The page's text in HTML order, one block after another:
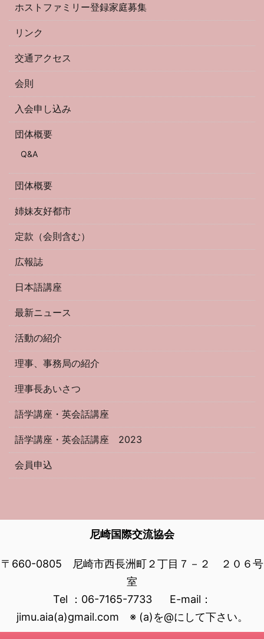
ホストファミリー登録家庭募集
リンク
交通アクセス
会則
入会申し込み
団体概要
Q&A
団体概要
姉妹友好都市
定款（会則含む）
広報誌
日本語講座
最新ニュース
活動の紹介
理事、事務局の紹介
理事長あいさつ
語学講座・英会話講座
語学講座・英会話講座 2023
会員申込
尼崎国際交流協会
〒660-0805 尼崎市西長洲町２丁目７－２ ２０６号
室
Tel ：06-7165-7733 E-mail：
jimu.aia(a)gmail.com ※ (a)を@にして下さい。